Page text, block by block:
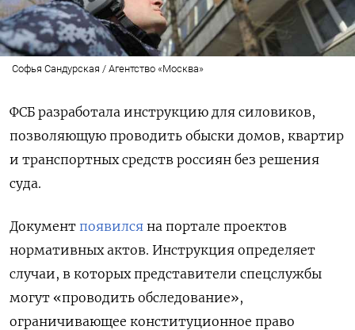
Софья Сандурская / Агентство «Москва»
ФСБ разработала инструкцию для силовиков,
позволяющую проводить обыски домов, квартир
и транспортных средств россиян без решения
суда.
Документ появился на портале проектов
нормативных актов. Инструкция определяет
случаи, в которых представители спецслужбы
могут «проводить обследование»,
ограничивающее конституционное право